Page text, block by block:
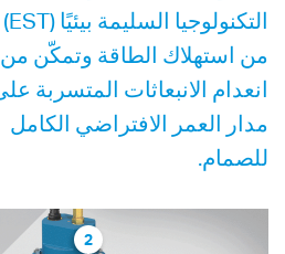
التكنولوجيا السليمة بيئيًا (EST)
من استهلاك الطاقة وتمكّن من
انعدام الانبعاثات المتسربة
مدار العمر الافتراضي الكامل
للصمام.
2